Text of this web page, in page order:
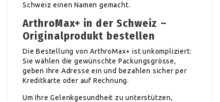
Schweiz einen Namen gemacht.
ArthroMax+ in der Schweiz –
Originalprodukt bestellen
Die Bestellung von ArthroMax+ ist unkompliziert:
Sie wählen die gewünschte Packungsgrösse,
geben Ihre Adresse ein und bezahlen sicher per
Kreditkarte oder auf Rechnung.
Um Ihre Gelenkgesundheit zu unterstützen,